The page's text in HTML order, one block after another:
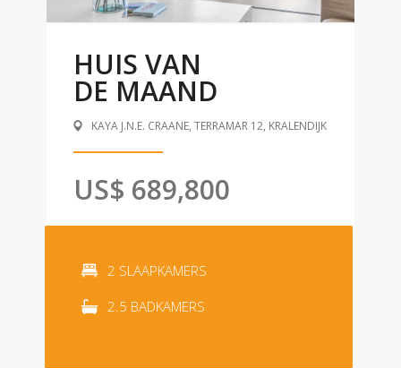
HUIS VAN
DE MAAND
KAYA J.N.E. CRAANE, TERRAMAR 12, KRALENDIJK
US$ 689,800
2 SLAAPKAMERS
2.5 BADKAMERS